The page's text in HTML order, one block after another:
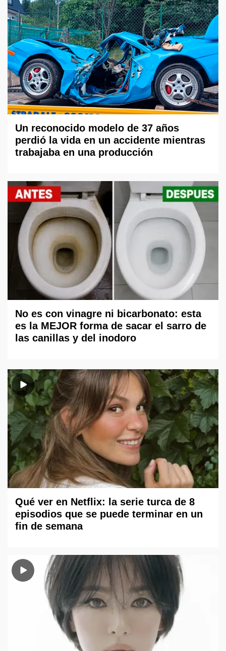
Un reconocido modelo de 37 años
perdió la vida en un accidente mientras
trabajaba en una producción
No es con vinagre ni bicarbonato: esta
es la MEJOR forma de sacar el sarro de
las canillas y del inodoro
Qué ver en Netflix: la serie turca de 8
episodios que se puede terminar en un
fin de semana